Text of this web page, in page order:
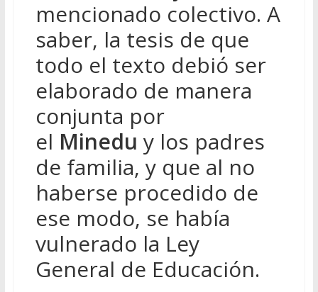
mencionado colectivo. A
saber, la tesis de que
todo el texto debió ser
elaborado de manera
conjunta por
el Minedu y los padres
de familia, y que al no
haberse procedido de
ese modo, se había
vulnerado la Ley
General de Educación.